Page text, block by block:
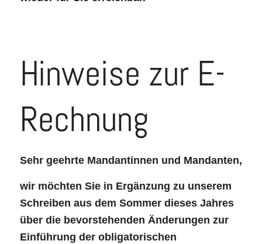
Hinweise zur E-
Rechnung
Sehr geehrte Mandantinnen und Mandanten,
wir möchten Sie in Ergänzung zu unserem
Schreiben aus dem Sommer dieses Jahres
über die bevorstehenden Änderungen zur
Einführung der obligatorischen